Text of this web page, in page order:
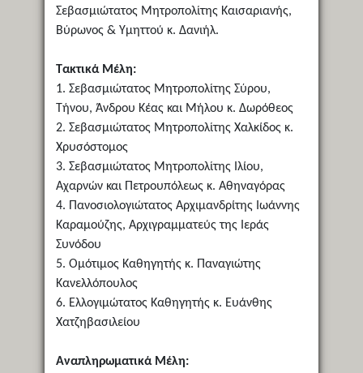
Σεβασμιώτατος Μητροπολίτης Καισαριανής,
Βύρωνος & Υμηττού κ. Δανιήλ.
Τακτικά Μέλη:
1. Σεβασμιώτατος Μητροπολίτης Σύρου,
Τήνου, Άνδρου Κέας και Μήλου κ. Δωρόθεος
2. Σεβασμιώτατος Μητροπολίτης Χαλκίδος κ.
Χρυσόστομος
3. Σεβασμιώτατος Μητροπολίτης Ιλίου,
Αχαρνών και Πετρουπόλεως κ. Αθηναγόρας
4. Πανοσιολογιώτατος Αρχιμανδρίτης Ιωάννης
Καραμούζης, Αρχιγραμματεύς της Ιεράς
Συνόδου
5. Ομότιμος Καθηγητής κ. Παναγιώτης
Κανελλόπουλος
6. Ελλογιμώτατος Καθηγητής κ. Ευάνθης
Χατζηβασιλείου
Αναπληρωματικά Μέλη: